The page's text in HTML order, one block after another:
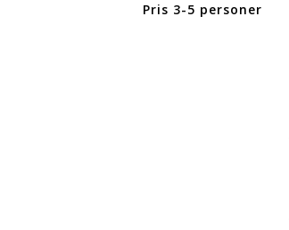
Pris 3-5 personer